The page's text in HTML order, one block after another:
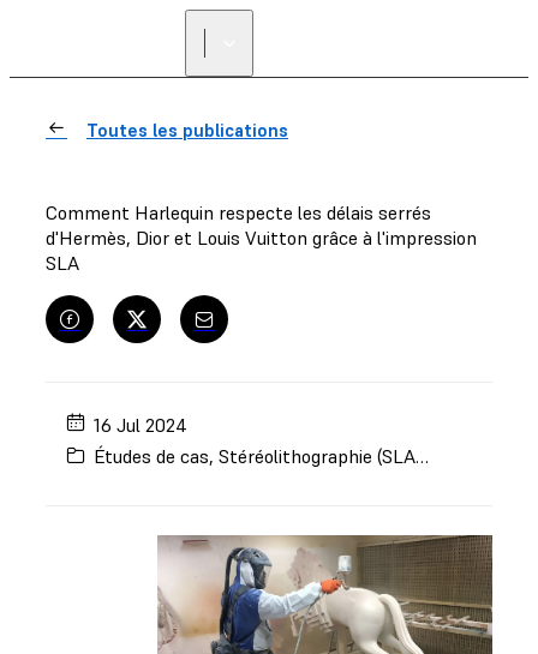
Toutes les publications
Comment Harlequin respecte les délais serrés
d'Hermès, Dior et Louis Vuitton grâce à l'impression
SLA
16 Jul 2024
Études de cas,Stéréolithographie (SLA) ,